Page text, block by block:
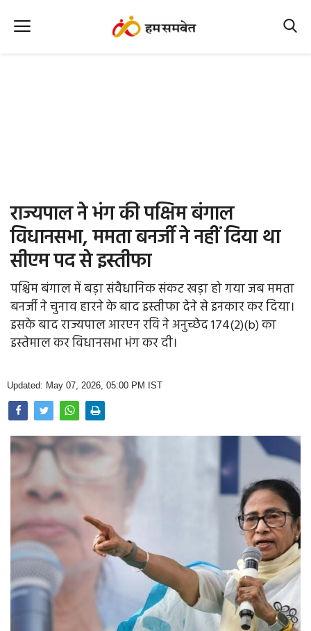
Office Office
Political Gossips
Farm & Food
Opinion
Photo Gallery
Home
राज्यपाल ने भंग की पक्षिम बंगाल
विधानसभा, ममता बनर्जी ने नहीं दिया था
सीएम पद से इस्तीफा
पश्चिम बंगाल में बड़ा संवैधानिक संकट खड़ा हो गया जब ममता
बनर्जी ने चुनाव हारने के बाद इस्तीफा देने से इनकार कर दिया।
इसके बाद राज्यपाल आरएन रवि ने अनुच्छेद 174(2)(b) का
इस्तेमाल कर विधानसभा भंग कर दी।
Updated: May 07, 2026, 05:00 PM IST